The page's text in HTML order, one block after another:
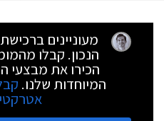
מעוניינים
הנכון. קבלו
הכירו את מבצעי
המיוחדות שלנו.